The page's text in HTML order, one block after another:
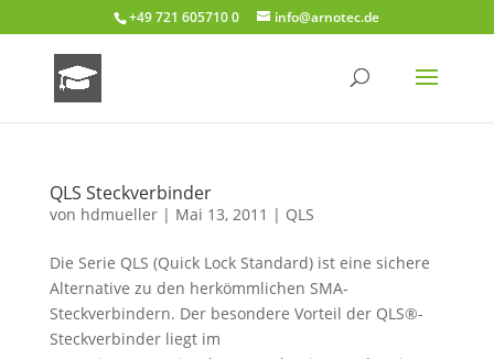
+49 721 605710 0 info@arnotec.de
QLS Steckverbinder
von hdmueller| Mai 13, 2011 | QLS
Die Serie QLS (Quick Lock Standard) ist eine sichere
Alternative zu den herkömmlichen SMA-
Steckverbindern. Der besondere Vorteil der QLS®-
Steckverbinder liegt im